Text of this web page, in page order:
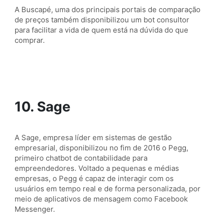
A Buscapé, uma dos principais portais de comparação
de preços também disponibilizou um bot consultor
para facilitar a vida de quem está na dúvida do que
comprar.
10. Sage
A Sage, empresa líder em sistemas de gestão
empresarial, disponibilizou no fim de 2016 o Pegg,
primeiro chatbot de contabilidade para
empreendedores. Voltado a pequenas e médias
empresas, o Pegg é capaz de interagir com os
usuários em tempo real e de forma personalizada, por
meio de aplicativos de mensagem como Facebook
Messenger.